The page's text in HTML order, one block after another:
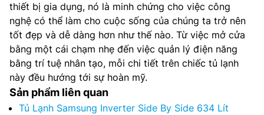
thiết bị gia dụng, nó là minh chứng cho việc công
nghệ có thể làm cho cuộc sống của chúng ta trở nên
tốt đẹp và dễ dàng hơn như thế nào. Từ việc mở cửa
bằng một cái chạm nhẹ đến việc quản lý điện năng
bằng trí tuệ nhân tạo, mỗi chi tiết trên chiếc tủ lạnh
này đều hướng tới sự hoàn mỹ.
Sản phẩm liên quan
Tủ Lạnh Samsung Inverter Side By Side 634 Lít